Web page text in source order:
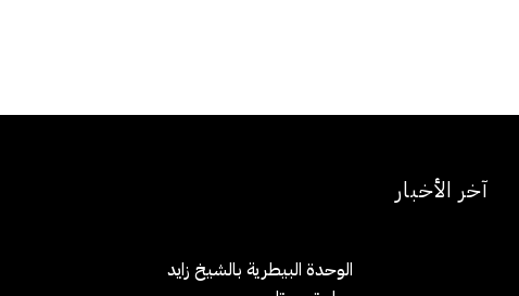
آخر الأخبار
الوحدة البيطرية بالشيخ زايد